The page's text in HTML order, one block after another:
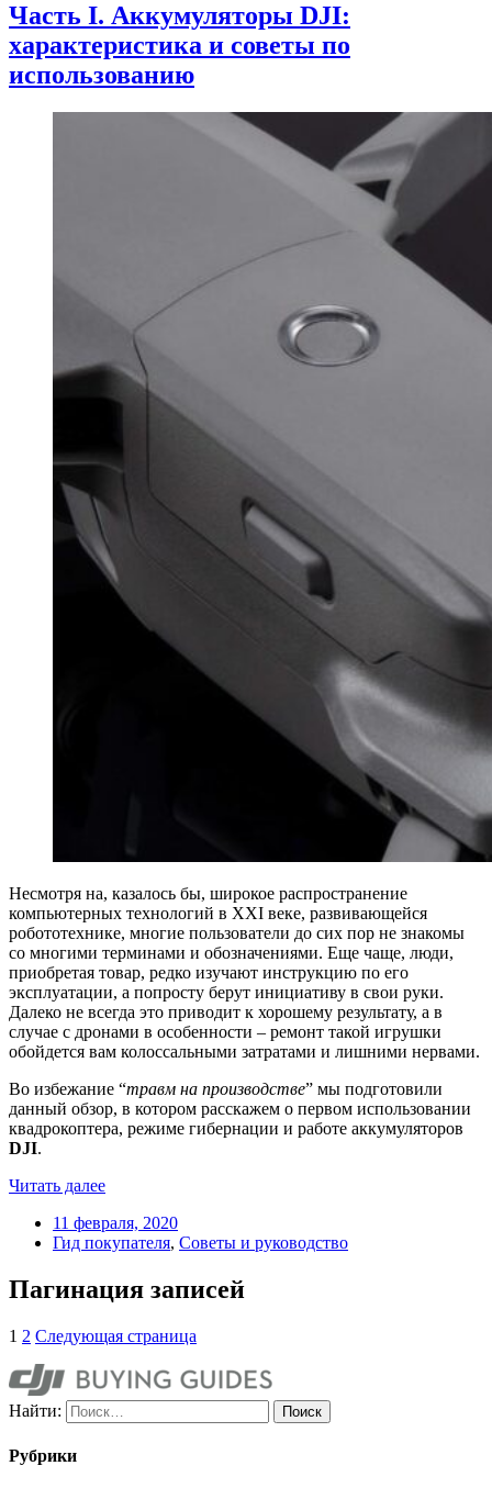
Часть I. Аккумуляторы DJI:
характеристика и советы по
использованию
Несмотря на, казалось бы, широкое распространение
компьютерных технологий в XXI веке, развивающейся
робототехнике, многие пользователи до сих пор не знакомы
со многими терминами и обозначениями. Еще чаще, люди,
приобретая товар, редко изучают инструкцию по его
эксплуатации, а попросту берут инициативу в свои руки.
Далеко не всегда это приводит к хорошему результату, а в
случае с дронами в особенности – ремонт такой игрушки
обойдется вам колоссальными затратами и лишними нервами.
Во избежание “травм на производстве” мы подготовили
данный обзор, в котором расскажем о первом использовании
квадрокоптера, режиме гибернации и работе аккумуляторов
DJI.
Читать далее
11 февраля, 2020
Гид покупателя, Советы и руководство
Пагинация записей
1 2 Следующая страница
Найти:
Рубрики